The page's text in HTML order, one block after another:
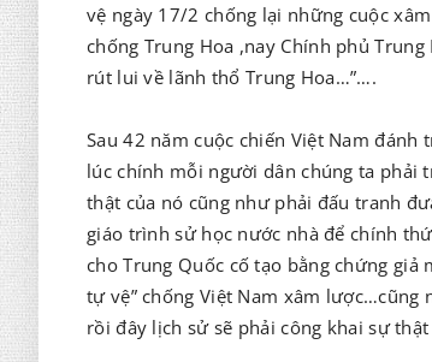
vệ ngày 17/2 chống lại những cuộc
chống Trung Hoa ,nay Chính phủ
rút lui về lãnh thổ Trung Hoa…”….
Sau 42 năm cuộc chiến Việt Nam
lúc chính mỗi người dân chúng ta phải
thật của nó cũng như phải đấu tranh
giáo trình sử học nước nhà để chính
cho Trung Quốc cố tạo bằng chứng giả
tự vệ” chống Việt Nam xâm
rồi đây lịch sử sẽ phải công khai sự